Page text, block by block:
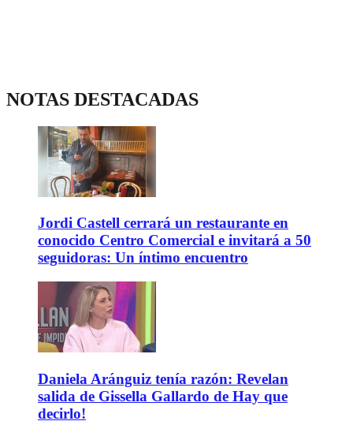
NOTAS DESTACADAS
Jordi Castell cerrará un restaurante en
conocido Centro Comercial e invitará a 50
seguidoras: Un íntimo encuentro
Daniela Aránguiz tenía razón: Revelan
salida de Gissella Gallardo de Hay que
decirlo!